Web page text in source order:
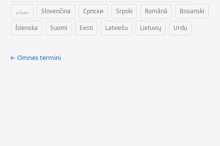
پښتو
Slovenčina Српски Srpski Română
Bosanski
Íslenska
Suomi Eesti Latviešu Lietuvių Urdu
← Omnes termini